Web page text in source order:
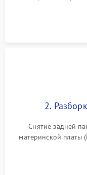
подсветки и
источников
2.
Снятие задней
материнской платы
Проверка